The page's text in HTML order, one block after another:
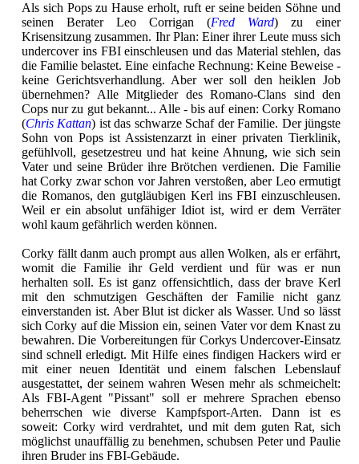
Als sich Pops zu Hause erholt, ruft er seine beiden Söhne und
seinen Berater Leo Corrigan (Fred Ward) zu einer
Krisensitzung zusammen. Ihr Plan: Einer ihrer Leute muss sich
undercover ins FBI einschleusen und das Material stehlen, das
die Familie belastet. Eine einfache Rechnung: Keine Beweise -
keine Gerichtsverhandlung. Aber wer soll den heiklen Job
übernehmen? Alle Mitglieder des Romano-Clans sind den
Cops nur zu gut bekannt... Alle - bis auf einen: Corky Romano
(Chris Kattan) ist das schwarze Schaf der Familie. Der jüngste
Sohn von Pops ist Assistenzarzt in einer privaten Tierklinik,
gefühlvoll, gesetzestreu und hat keine Ahnung, wie sich sein
Vater und seine Brüder ihre Brötchen verdienen. Die Familie
hat Corky zwar schon vor Jahren verstoßen, aber Leo ermutigt
die Romanos, den gutgläubigen Kerl ins FBI einzuschleusen.
Weil er ein absolut unfähiger Idiot ist, wird er dem Verräter
wohl kaum gefährlich werden können.
Corky fällt danm auch prompt aus allen Wolken, als er erfährt,
womit die Familie ihr Geld verdient und für was er nun
herhalten soll. Es ist ganz offensichtlich, dass der brave Kerl
mit den schmutzigen Geschäften der Familie nicht ganz
einverstanden ist. Aber Blut ist dicker als Wasser. Und so lässt
sich Corky auf die Mission ein, seinen Vater vor dem Knast zu
bewahren. Die Vorbereitungen für Corkys Undercover-Einsatz
sind schnell erledigt. Mit Hilfe eines findigen Hackers wird er
mit einer neuen Identität und einem falschen Lebenslauf
ausgestattet, der seinem wahren Wesen mehr als schmeichelt:
Als FBI-Agent "Pissant" soll er mehrere Sprachen ebenso
beherrschen wie diverse Kampfsport-Arten. Dann ist es
soweit: Corky wird verdrahtet, und mit dem guten Rat, sich
möglichst unauffällig zu benehmen, schubsen Peter und Paulie
ihren Bruder ins FBI-Gebäude.